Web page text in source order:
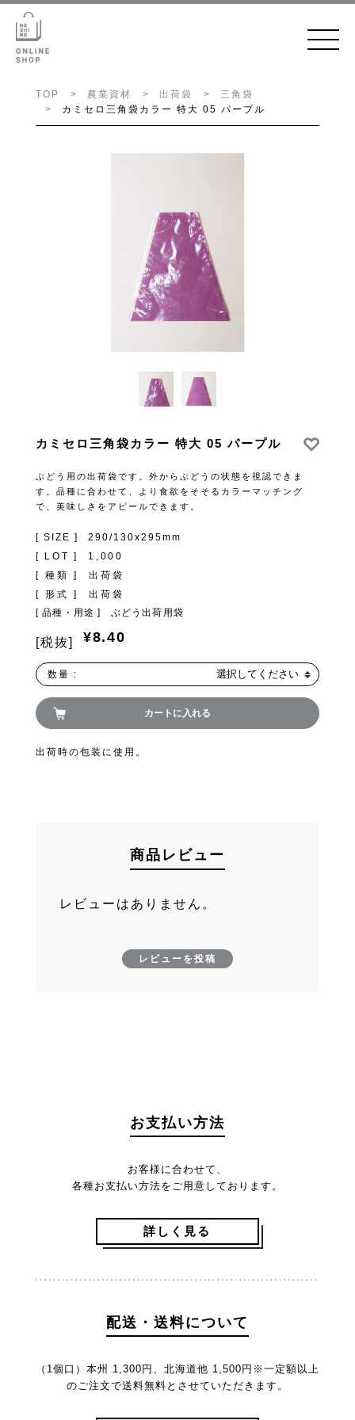
TOP 農業資材 出荷袋
三角袋
カミセロ三角袋カラー 特大 05 パープル
カミセロ三角袋カラー 特大 05 パープル
ぶどう用の出荷袋です。外からぶどうの状態を視認できま
す。品種に合わせて、より食欲をそそるカラーマッチング
で、美味しさをアピールできます。
[ SIZE ]
290/130x295mm
[ LOT ]
1,000
[ 種類 ]
出荷袋
[ 形式 ]
出荷袋
[ 品種・用途 ]
ぶどう出荷用袋
¥8.40
[税抜]
数量 : 選択してください
カートに入れる
出荷時の包装に使用。
商品レビュー
レビューはありません。
レビューを投稿
お支払い方法
お客様に合わせて、
各種お支払い方法をご用意しております。
詳しく見る
配送・送料について
（1個口）本州 1,300円、北海道他 1,500円 ※一定額以上
のご注文で送料無料とさせていただきます。